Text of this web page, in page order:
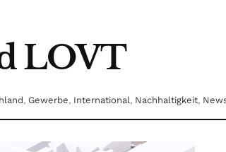
LOVT
, Gewerbe, International, Nachhaltigkeit,